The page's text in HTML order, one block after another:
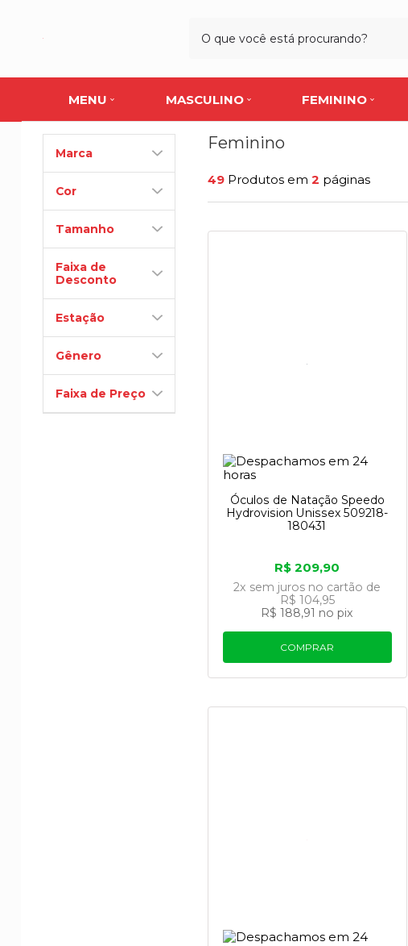
MENU MASCULINO FEMININO
Marca
Cor
Tamanho
Faixa de
Desconto
Estação
Gênero
Faixa de Preço
Feminino
49 Produtos em 2 páginas
Óculos de Natação Speedo
Hydrovision Unissex 509218-
180431
R$ 209,90
2x sem juros no cartão de
R$ 104,95
R$ 188,91 no pix
COMPRAR